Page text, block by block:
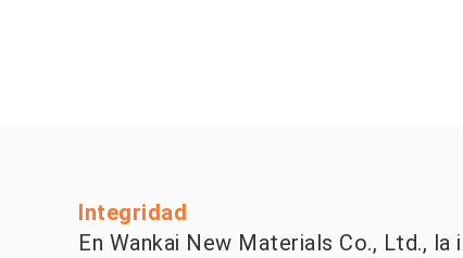
Integridad
En Wankai New Materials Co., Ltd., la